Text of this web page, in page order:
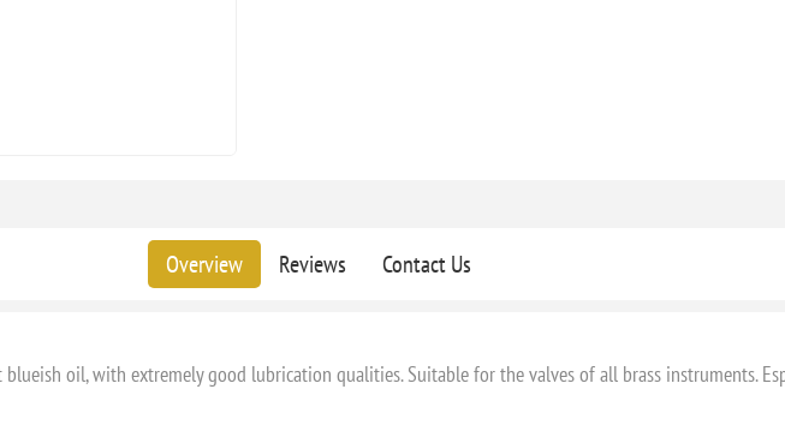
Overview Reviews Contact Us
blueish oil, with extremely good lubrication qualities. Suitable for the valves of all brass instruments.